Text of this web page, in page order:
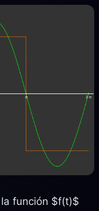
función $f(t)$